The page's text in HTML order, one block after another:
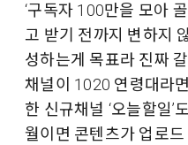
‘구독자 100만을 모아
고 받기 전까지 변하지
성하는게 목표라 진짜
채널이 1020 연령대라
한 신규채널 ‘오늘할일’
월이면 콘텐츠가 업로